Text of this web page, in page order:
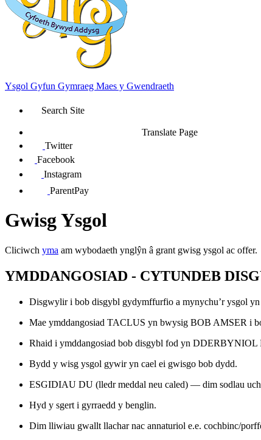
Ysgol Gyfun Gymraeg Maes y Gwendraeth
Search Site
Translate Page
Twitter
Facebook
Instagram
ParentPay
Gwisg Ysgol
Cliciwch yma am wybodaeth ynglŷn â grant gwisg ysgol ac offer.
YMDDANGOSIAD - CYTUNDEB
Disgwylir i bob disgybl gydymffurfio a mynychu’r ysgol
Mae ymddangosiad TACLUS yn bwysig BOB AMSER i
Rhaid i ymddangosiad bob disgybl fod yn
Bydd y wisg ysgol gywir yn cael ei gwisgo bob dydd.
ESGIDIAU DU (lledr meddal neu caled) — dim sodlau
Hyd y sgert i gyrraedd y benglin.
Dim lliwiau gwallt llachar nac annaturiol e.e. cochbinc/